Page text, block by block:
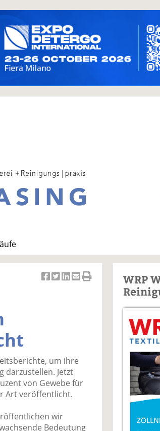
ac
e
b
o
k
er
n
Li
n
k
e
di
m
ai
l
v
um ihre
darzustellen. Jetzt
von Gewebe für
Art veröffentlicht.
wir
Bedeutung
WRP